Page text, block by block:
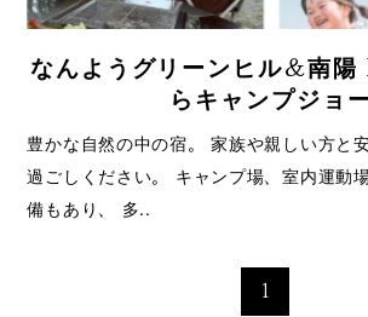
なんようグリーンヒル＆南陽
らキャンプジョー
豊かな自然の中の宿。 家族や親しい方と
過ごしください。 キャンプ場、室内運動
備もあり、 多..
1